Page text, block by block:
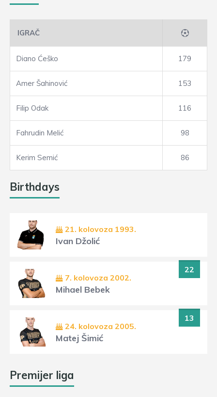
IGRAČ
Diano Ćeško 179
Amer Šahinović 153
Filip Odak 116
Fahrudin Melić 98
Kerim Semić 86
Birthdays
21. kolovoza 1993.
Ivan Džolić
22
7. kolovoza 2002.
Mihael Bebek
13
24. kolovoza 2005.
Matej Šimić
Premijer liga